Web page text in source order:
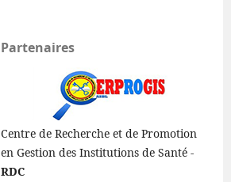
Partenaires
Centre de Recherche et de Promotion
en Gestion des Institutions de Santé -
RDC